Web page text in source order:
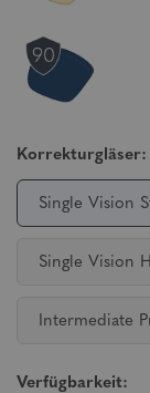
Korrekturgläser:
Single Vision
Single Vision
Intermediate
Verfügbarkeit: